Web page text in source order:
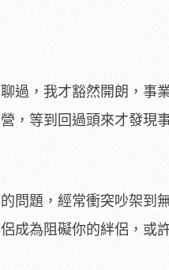
過，我才豁然開朗，事
，等到回過頭來才發現
問題，經常衝突吵架到
成為阻礙你的絆侶，或